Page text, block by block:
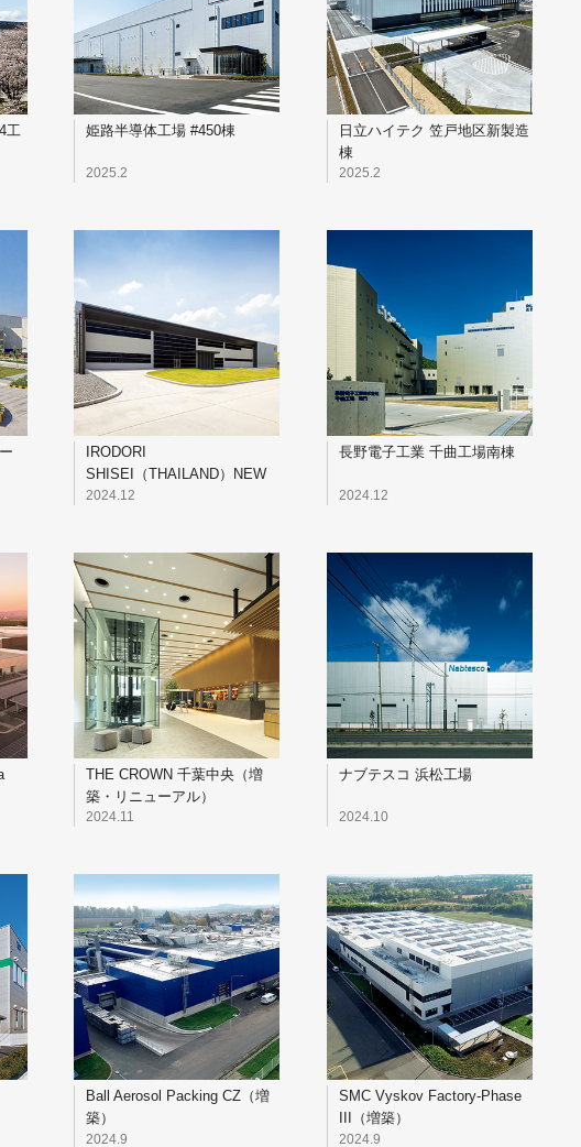
工
姫路半導体工場 #450棟
2025.2
日立ハイテク 笠戸地区新製造
棟
2025.2
IRODORI
SHISEI（THAILAND）NEW
FACTORY
2024.12
長野電子工業 千曲工場南棟
2024.12
THE CROWN 千葉中央（増
築・リニューアル）
2024.11
ナブテスコ 浜松工場
2024.10
Ball Aerosol Packing CZ（増
築）
2024.9
SMC Vyskov Factory-Phase
III（増築）
2024.9